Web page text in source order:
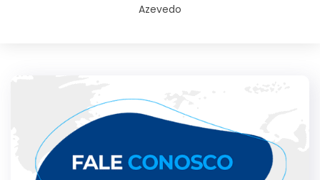
Azevedo